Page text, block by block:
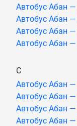
Автобус Абан —
Автобус Абан —
Автобус Абан —
Автобус Абан —
С
Автобус Абан —
Автобус Абан —
Автобус Абан —
Автобус Абан —